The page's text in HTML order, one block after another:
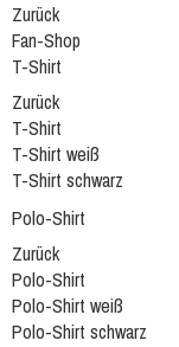
Zurück
Fan-Shop
T-Shirt
Zurück
T-Shirt
T-Shirt weiß
T-Shirt schwarz
Polo-Shirt
Zurück
Polo-Shirt
Polo-Shirt weiß
Polo-Shirt schwarz